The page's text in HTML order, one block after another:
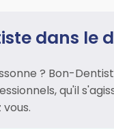
dans le
? Bon-
qu'il